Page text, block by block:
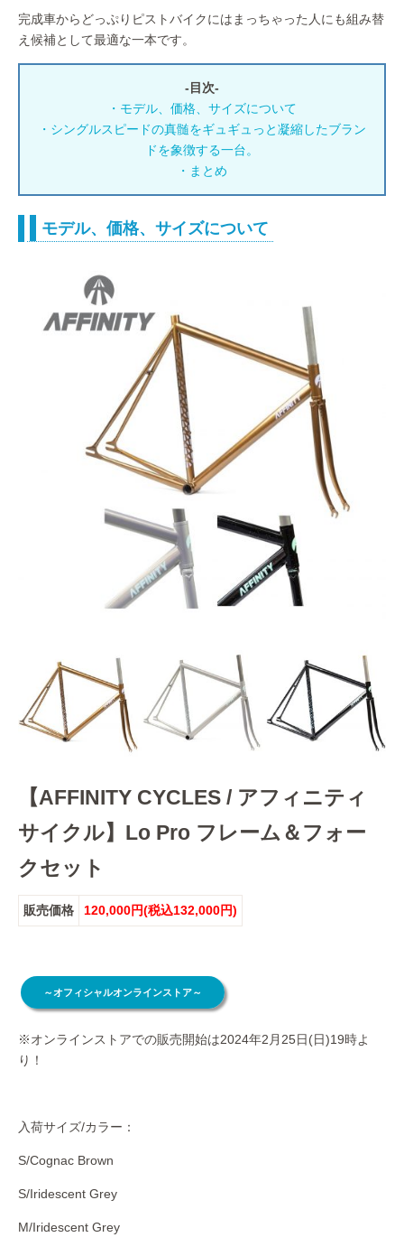
完成車からどっぷりピストバイクにはまっちゃった人にも組み替
え候補として最適な一本です。
-目次-
・モデル、価格、サイズについて
・ シングルスピードの真髄をギュギュっと凝縮したブラン
ドを象徴する一台。
・まとめ
モデル、価格、サイズについて
【AFFINITY CYCLES / アフィニティ
サイクル】Lo Pro フレーム＆フォー
クセット
販売価格 120,000円(税込132,000円)
～オフィシャルオンラインストア～
※オンラインストアでの販売開始は2024年2月25日(日)19時よ
り！
入荷サイズ/カラー：
S/Cognac Brown
S/Iridescent Grey
M/Iridescent Grey